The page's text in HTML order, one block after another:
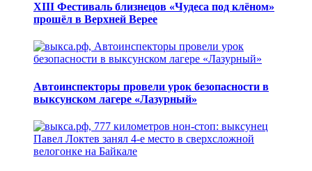
XIII Фестиваль близнецов «Чудеса под клёном»
прошёл в Верхней Верее
Автоинспекторы провели урок безопасности в
выксунском лагере «Лазурный»